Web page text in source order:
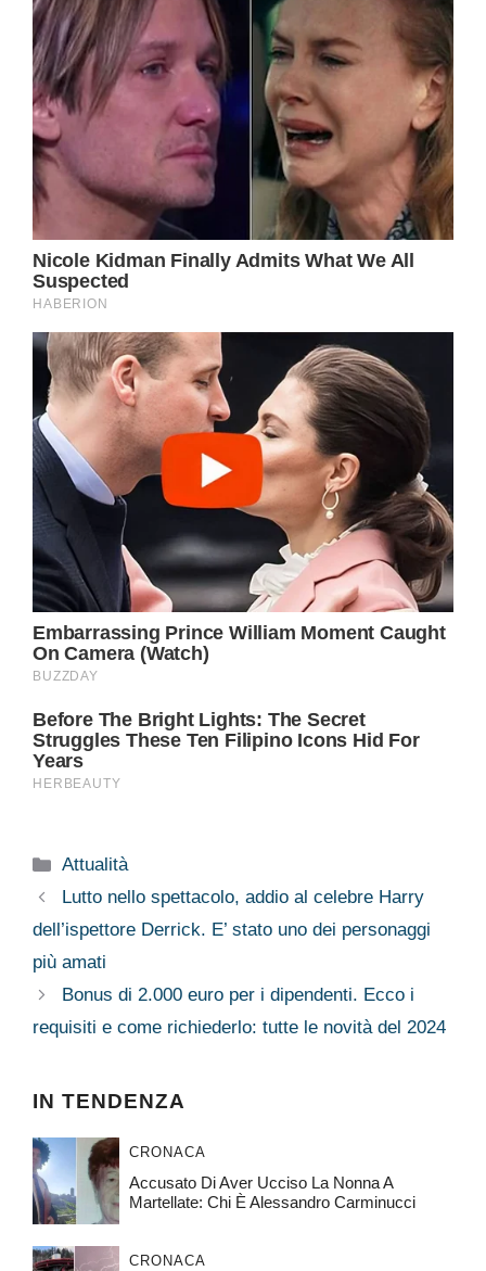
Categorie
Attualità
Lutto nello spettacolo, addio al celebre Harry
dell’ispettore Derrick. E’ stato uno dei personaggi
più amati
Bonus di 2.000 euro per i dipendenti. Ecco i
requisiti e come richiederlo: tutte le novità del 2024
IN TENDENZA
CRONACA
Accusato Di Aver Ucciso La Nonna A
Martellate: Chi È Alessandro Carminucci
CRONACA